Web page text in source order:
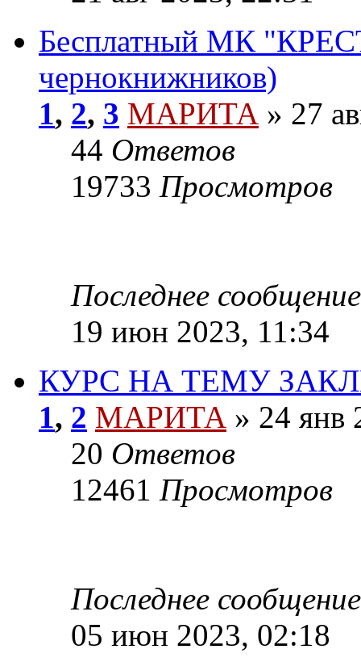
Бесплатный МК
чернокнижников)
1, 2, 3 МАРИТА » 27
44 Ответов
19733 Просмотров
Последнее сообщение
19 июн 2023, 11:34
КУРС НА ТЕМУ
1, 2 МАРИТА » 24 янв
20 Ответов
12461 Просмотров
Последнее сообщение
05 июн 2023, 02:18